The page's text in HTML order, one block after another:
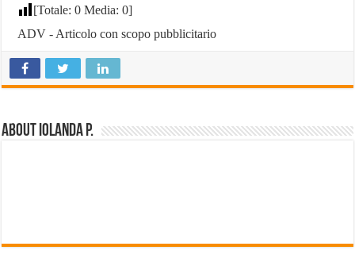
[Totale:0 Media:0]
ADV - Articolo con scopo pubblicitario
About Iolanda P.